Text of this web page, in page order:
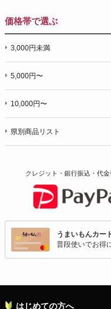
価格帯で選ぶ
3,000円未満
5,000円〜
10,000円〜
県別商品リスト
クレジット・銀行振込・代
うまいもんカー
普段使いでお得
はじめての方へ